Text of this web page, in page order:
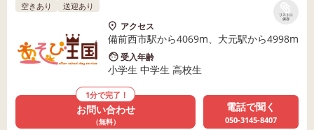
リストに
保存
空きあり 送迎あり
アクセス
備前西市駅から4069m、大元駅から4998m
受入年齢
小学生 中学生 高校生
1分で完了！
お問い合わせ
（無料）
電話で聞く
050-3145-8407